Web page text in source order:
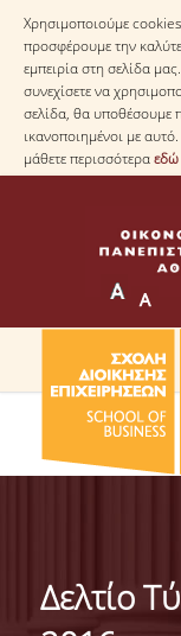
Χρησιμοποιούμε
προσφέρουμε την
εμπειρία στη σελίδα
συνεχίσετε να
σελίδα, θα υποθέσουμε
ικανοποιημένοι με
μάθετε περισσότεραεδώ
ΤΟ
Δελτίο